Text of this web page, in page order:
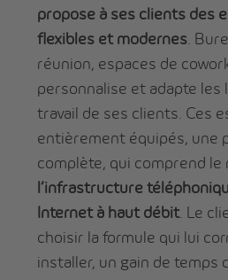
propose à ses clients des
flexibles et modernes.
réunion, espaces de
personnalise et adapte les
travail de ses clients. Ces
entièrement équipés, une
complète, qui comprend le
l’infrastructure
Internet à haut débit. Le
choisir la formule qui lui
installer, un gain de temps